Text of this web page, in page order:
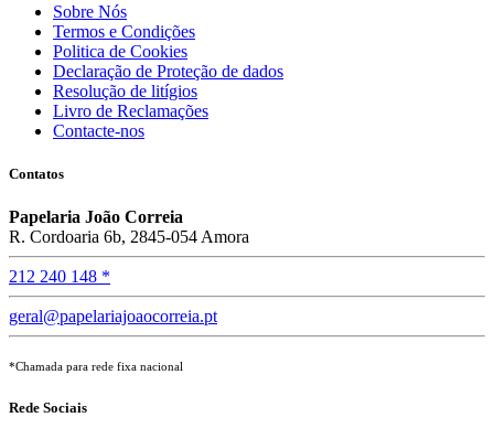
Sobre Nós
Termos e Condições
Politica de Cookies
Declaração de Proteção de dados
Resolução de litígios
Livro de Reclamações
Contacte-nos
Contatos
Papelaria João Correia
R. Cordoaria 6b, 2845-054 Amora
212 240 148 *
geral@papelariajoaocorreia.pt
*Chamada para rede fixa nacional
Rede Sociais